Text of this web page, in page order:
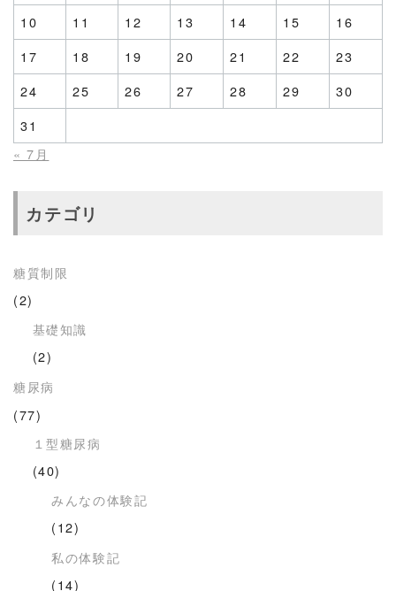
10
11 12 13 14 15
16
17
18 19 20 21 22
23
24
25 26 27 28 29
30
31
« 7月
カテゴリ
糖質制限
(2)
基礎知識
(2)
糖尿病
(77)
１型糖尿病
(40)
みんなの体験記
(12)
私の体験記
(14)